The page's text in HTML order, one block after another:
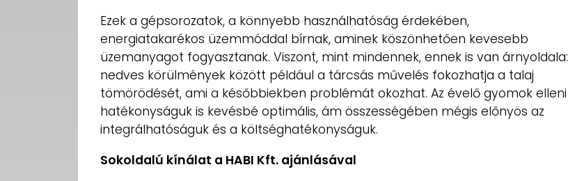
Ezek a gépsorozatok, a könnyebb használhatóság érdekében,
energiatakarékos üzemmóddal bírnak, aminek köszönhetően kevesebb
üzemanyagot fogyasztanak. Viszont, mint mindennek, ennek is van árnyoldala:
nedves körülmények között például a tárcsás művelés fokozhatja a talaj
tömörödését, ami a későbbiekben problémát okozhat. Az évelő gyomok elleni
hatékonyságuk is kevésbé optimális, ám összességében mégis előnyös az
integrálhatóságuk és a költséghatékonyságuk.
Sokoldalú kínálat a HABI Kft. ajánlásával